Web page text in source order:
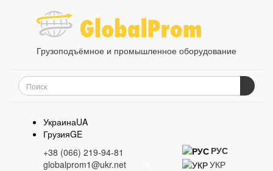
Грузоподъёмное и промышленное оборудование
УкраинаUA
ГрузияGE
+38 (066) 219-94-81
globalprom1@ukr.net
РУС
УКР